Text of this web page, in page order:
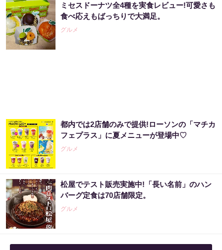
ミセスドーナツ全4種を実食レビュー!可愛さも
食べ応えもばっちりで大満足。
グルメ
都内では2店舗のみで提供!ローソンの「マチカ
フェプラス」に夏メニューが登場中♡
グルメ
松屋でテスト販売実施中!「長い名前」のハン
バーグ定食は70店舗限定。
グルメ